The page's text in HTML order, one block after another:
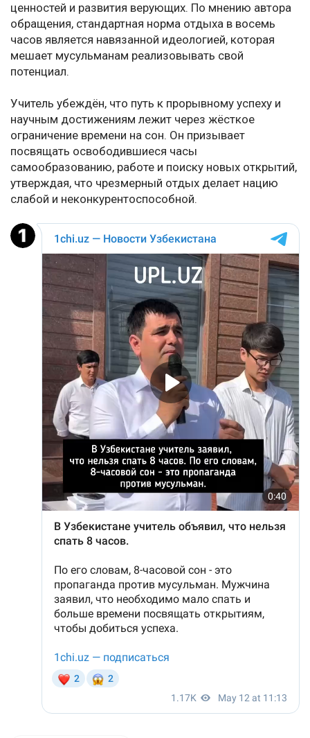
ценностей и развития верующих. По мнению автора
обращения, стандартная норма отдыха в восемь
часов является навязанной идеологией, которая
мешает мусульманам реализовывать свой
потенциал.
Учитель убеждён, что путь к прорывному успеху и
научным достижениям лежит через жёсткое
ограничение времени на сон. Он призывает
посвящать освободившиеся часы
самообразованию, работе и поиску новых открытий,
утверждая, что чрезмерный отдых делает нацию
слабой и неконкурентоспособной.